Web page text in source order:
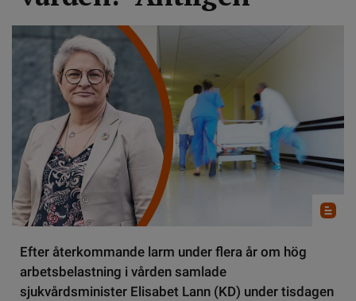
Efter återkommande larm under flera år om hög
arbetsbelastning i vården samlade
sjukvårdsminister Elisabet Lann (KD) under tisdagen